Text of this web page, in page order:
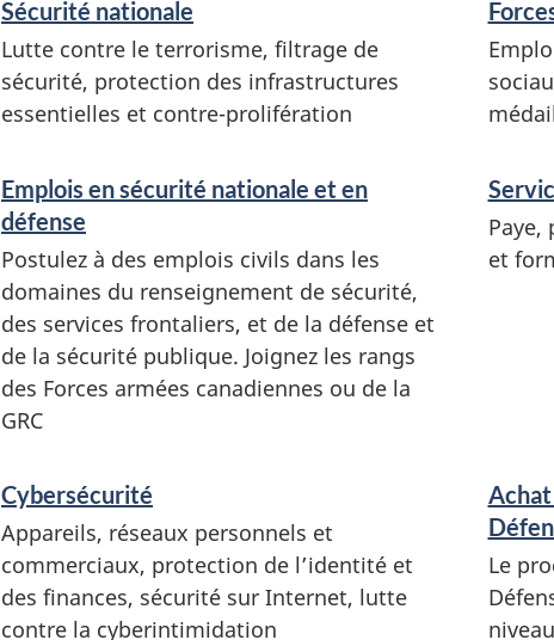
e
r
v
i
e
s
e
t
r
e
n
e
i
g
n
e
Sécurité nationale
Lutte contre le terrorisme, filtrage de
sécurité, protection des infrastructures
essentielles et contre-prolifération
Emplois en sécurité nationale et en
défense
Postulez à des emplois civils dans les
domaines du renseignement de sécurité,
des services frontaliers, et de la défense et
de la sécurité publique. Joignez les rangs
des Forces armées canadiennes ou de la
GRC
Paye,
et
Cybersécurité
Appareils, réseaux personnels et
commerciaux, protection de l’identité et
des finances, sécurité sur Internet, lutte
contre la cyberintimidation
Achat
Le